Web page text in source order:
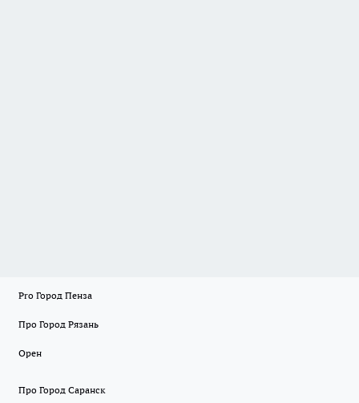
Pro Город Пенза
Про Город Рязань
Орен
Про Город Саранск